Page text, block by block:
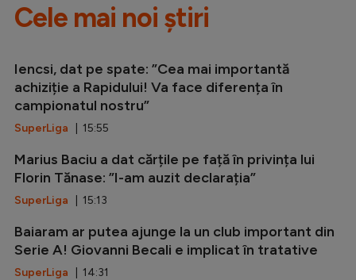
Cele mai noi știri
Iencsi, dat pe spate: ”Cea mai importantă
achiziție a Rapidului! Va face diferența în
campionatul nostru”
SuperLiga | 15:55
Marius Baciu a dat cărțile pe față în privința lui
Florin Tănase: ”I-am auzit declarația”
SuperLiga | 15:13
Baiaram ar putea ajunge la un club important din
Serie A! Giovanni Becali e implicat în tratative
SuperLiga | 14:31